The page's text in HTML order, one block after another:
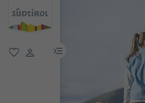
menu link